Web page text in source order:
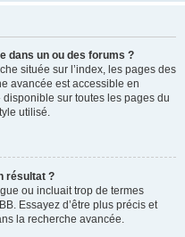
dans un ou des forums ?
située sur l’index, les pages des
avancée est accessible en
sur toutes les pages du
utilisé.
résultat ?
ou incluait trop de termes
Essayez d’être plus précis et
la recherche avancée.